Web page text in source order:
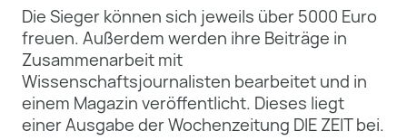
Die Sieger können sich jeweils über 5000 Euro
freuen. Außerdem werden ihre Beiträge in
Zusammenarbeit mit
Wissenschaftsjournalisten bearbeitet und in
einem Magazin veröffentlicht. Dieses liegt
einer Ausgabe der Wochenzeitung DIE ZEIT bei.